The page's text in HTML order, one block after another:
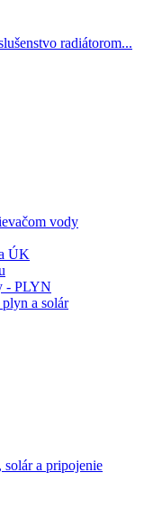
radiátorom...
vody
ÚK
- PLYN
a solár
a pripojenie